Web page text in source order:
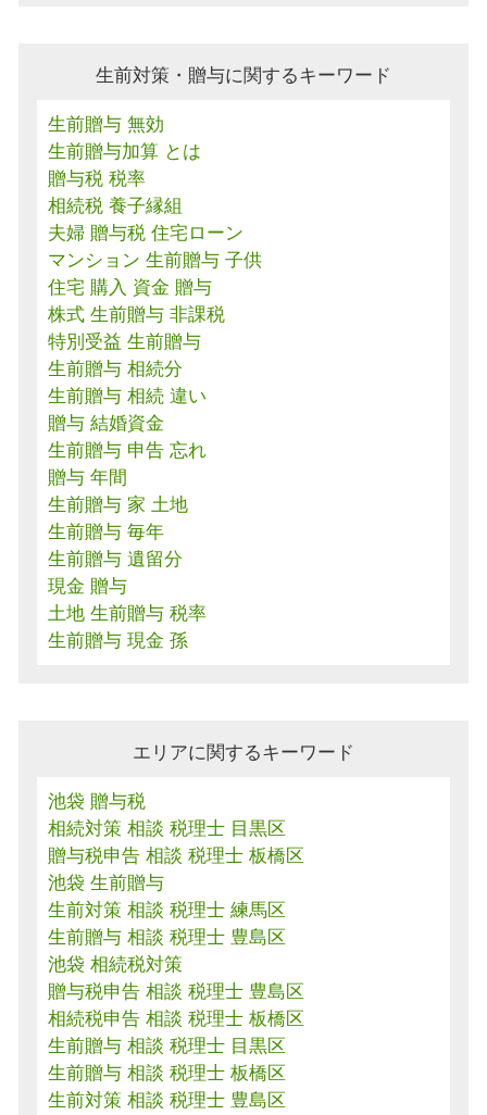
生前対策・贈与に関するキーワード
生前贈与 無効
生前贈与加算 とは
贈与税 税率
相続税 養子縁組
夫婦 贈与税 住宅ローン
マンション 生前贈与 子供
住宅 購入 資金 贈与
株式 生前贈与 非課税
特別受益 生前贈与
生前贈与 相続分
生前贈与 相続 違い
贈与 結婚資金
生前贈与 申告 忘れ
贈与 年間
生前贈与 家 土地
生前贈与 毎年
生前贈与 遺留分
現金 贈与
土地 生前贈与 税率
生前贈与 現金 孫
エリアに関するキーワード
池袋 贈与税
相続対策 相談 税理士 目黒区
贈与税申告 相談 税理士 板橋区
池袋 生前贈与
生前対策 相談 税理士 練馬区
生前贈与 相談 税理士 豊島区
池袋 相続税対策
贈与税申告 相談 税理士 豊島区
相続税申告 相談 税理士 板橋区
生前贈与 相談 税理士 目黒区
生前贈与 相談 税理士 板橋区
生前対策 相談 税理士 豊島区